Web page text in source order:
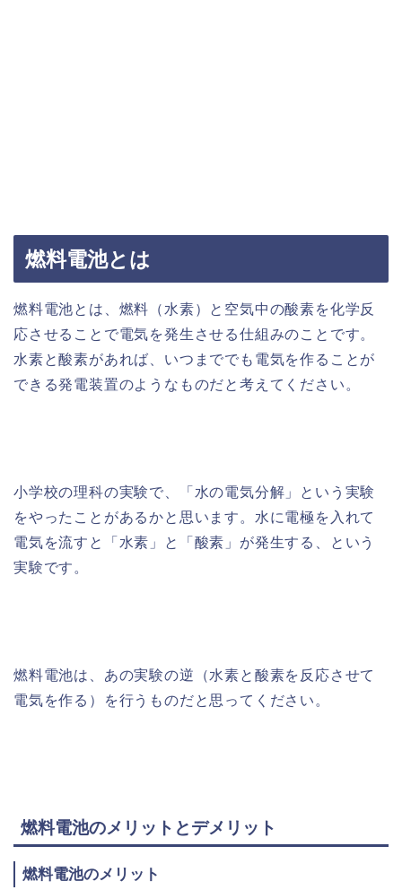
燃料電池とは
燃料電池とは、燃料（水素）と空気中の酸素を化学反
応させることで電気を発生させる仕組みのことです。
水素と酸素があれば、いつまででも電気を作ることが
できる発電装置のようなものだと考えてください。
小学校の理科の実験で、「水の電気分解」という実験
をやったことがあるかと思います。水に電極を入れて
電気を流すと「水素」と「酸素」が発生する、という
実験です。
燃料電池は、あの実験の逆（水素と酸素を反応させて
電気を作る）を行うものだと思ってください。
燃料電池のメリットとデメリット
燃料電池のメリット